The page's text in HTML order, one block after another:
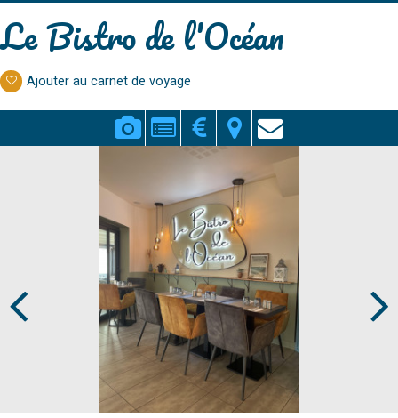
Le Bistro de l'Océan
Ajouter au carnet de voyage